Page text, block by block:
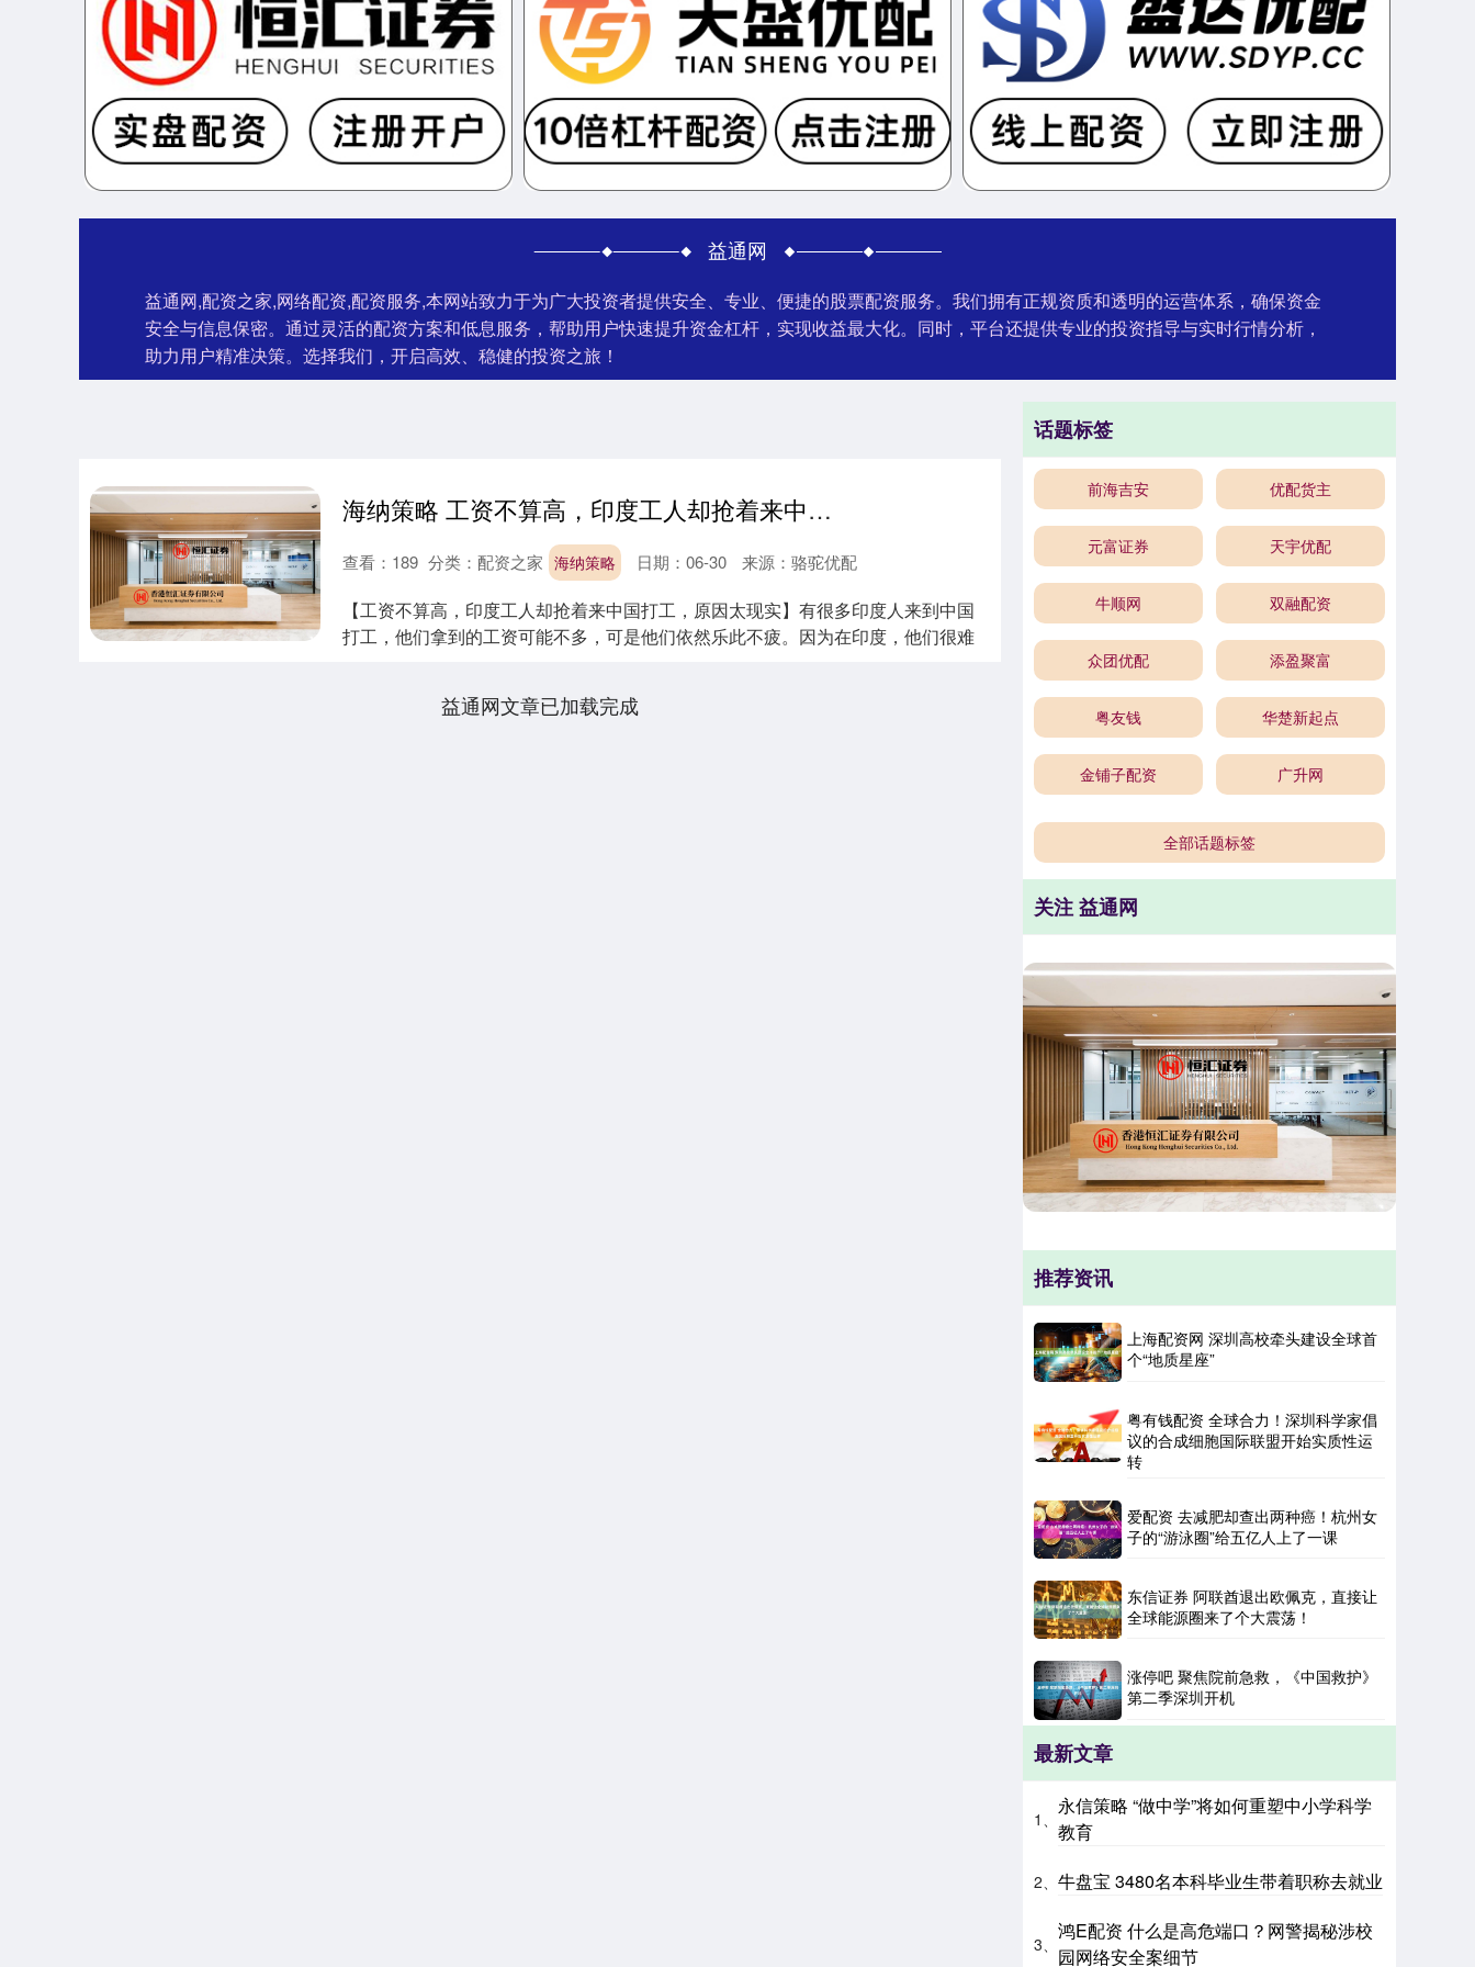
益通网
益通网,配资之家,网络配资,配资服务,本网站致力于为广大投资者提供安全、专业、便捷的股票配资服务。我们拥有正规资质和透明的运营体系，确保资金
安全与信息保密。通过灵活的配资方案和低息服务，帮助用户快速提升资金杠杆，实现收益最大化。同时，平台还提供专业的投资指导与实时行情分析，
助力用户精准决策。选择我们，开启高效、稳健的投资之旅！
海纳策略 工资不算高，印度工人却抢着来中国打工，原因太现实
海纳策略 日期：06-30 来源：骆驼优配
查看： 189 分类： 配资之家
【工资不算高，印度工人却抢着来中国打工，原因太现实】有很多印度人来到中国
打工，他们拿到的工资可能不多，可是他们依然乐此不疲。因为在印度，他们很难
益通网文章已加载完成
话题标签
前海吉安 优配货主
元富证券 天宇优配
牛顺网 双融配资
众团优配 添盈聚富
粤友钱 华楚新起点
金铺子配资 广升网
全部话题标签
关注 益通网
推荐资讯
上海配资网 深圳高校牵头建设全球首
个“地质星座”
粤有钱配资 全球合力！深圳科学家倡
议的合成细胞国际联盟开始实质性运
转
爱配资 去减肥却查出两种癌！杭州女
子的“游泳圈”给五亿人上了一课
东信证券 阿联酋退出欧佩克，直接让
全球能源圈来了个大震荡！
涨停吧 聚焦院前急救，《中国救护》
第二季深圳开机
最新文章
1、
永信策略 “做中学”将如何重塑中小学科学
教育
2、 牛盘宝 3480名本科毕业生带着职称去就业
3、
鸿E配资 什么是高危端口？网警揭秘涉校
园网络安全案细节